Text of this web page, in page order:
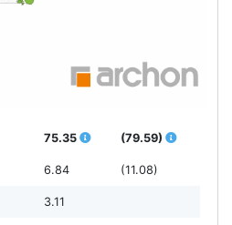
75.35 (79.59)
6.84 (11.08)
3.11